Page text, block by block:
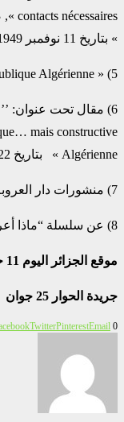
» بتاريخ 11 نوفمبر 1949.
5) « la République Algérienne » الصادرة بتاريخ 08 ديسمبر 1950.
Algérienne » بتاريخ 22 جانفي 1950.
7) منشورات دار العروبة، القاهرة، 1960.
8) عن سلسلة “ماذا أعرف عن الإسلام” Que sais-je de l’islam.”
موقع الجزائر اليوم 11 جويلية
جريدة الحوار 25 جوان
0 comments
TwitterPinterestEmail